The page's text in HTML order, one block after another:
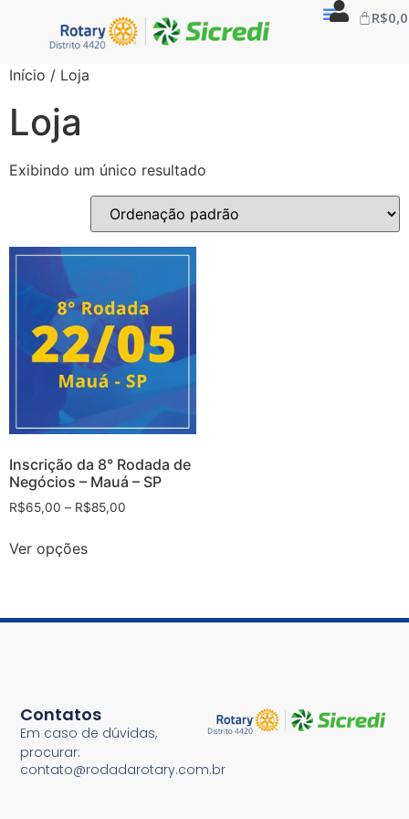
R$
Início / Loja
Loja
Exibindo um único resultado
Inscrição da 8° Rodada de
Negócios – Mauá – SP
R$65,00 – R$85,00
Ver opções
Contatos
Em caso de dúvidas,
procurar:
contato@rodadarotary.com.br